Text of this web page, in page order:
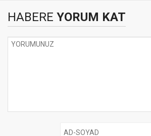
HABERE YORUM KAT